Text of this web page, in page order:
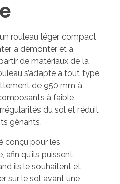
rouleau léger, compact
à démonter et à
de matériaux de la
s’adapte à tout type
de 950 mm à
à faible
du sol et réduit
gênants.
conçu pour les
afin qu’ils puissent
ils le souhaitent et
sur le sol avant une